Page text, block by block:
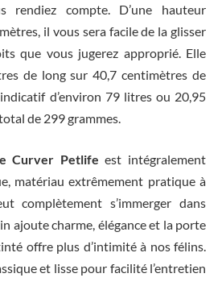
rendiez compte. D’une hauteur
il vous sera facile de la glisser
que vous jugerez approprié. Elle
de long sur 40,7 centimètres de
d’environ 79 litres ou 20,95
de 299 grammes.
Curver Petlife est intégralement
matériau extrêmement pratique à
complètement s’immerger dans
ajoute charme, élégance et la porte
offre plus d’intimité à nos félins.
et lisse pour facilité l’entretien